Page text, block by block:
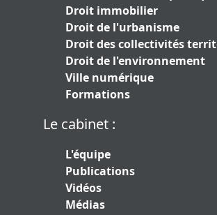
Droit immobilier
Droit de l'urbanisme
Droit des collectivités
Droit de l'environnement
Ville numérique
Formations
Le cabinet :
L'équipe
Publications
Vidéos
Médias